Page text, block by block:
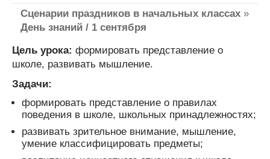
Сценарии праздников в начальных классах »
День знаний / 1 сентября
Цель урока: формировать представление о
школе, развивать мышление.
Задачи:
формировать представление о правилах
поведения в школе, школьных принадлежностях;
развивать зрительное внимание, мышление,
умение классифицировать предметы;